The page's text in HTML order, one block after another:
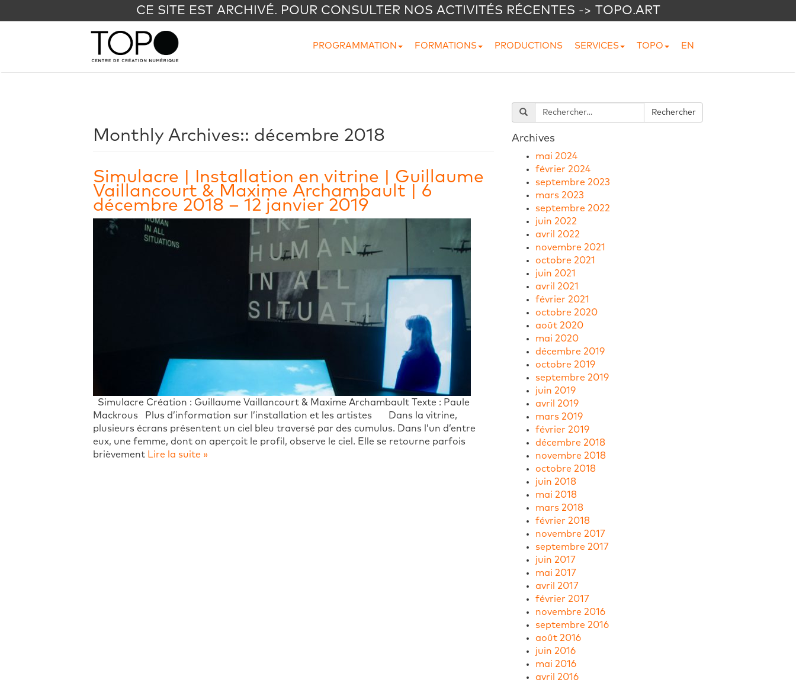
CE SITE EST ARCHIVÉ. POUR CONSULTER NOS ACTIVITÉS RÉCENTES -> TOPO.ART
PROGRAMMATION FORMATIONS PRODUCTIONS SERVICES TOPO EN
Monthly Archives:: décembre 2018
Simulacre | Installation en vitrine | Guillaume
Vaillancourt & Maxime Archambault | 6
décembre 2018 – 12 janvier 2019
Simulacre Création : Guillaume Vaillancourt & Maxime Archambault Texte : Paule
Mackrous Plus d’information sur l’installation et les artistes Dans la vitrine,
plusieurs écrans présentent un ciel bleu traversé par des cumulus. Dans l’un d’entre
eux, une femme, dont on aperçoit le profil, observe le ciel. Elle se retourne parfois
brièvement Lire la suite »
Archives
mai 2024
février 2024
septembre 2023
mars 2023
septembre 2022
juin 2022
avril 2022
novembre 2021
octobre 2021
juin 2021
avril 2021
février 2021
octobre 2020
août 2020
mai 2020
décembre 2019
octobre 2019
septembre 2019
juin 2019
avril 2019
mars 2019
février 2019
décembre 2018
novembre 2018
octobre 2018
juin 2018
mai 2018
mars 2018
février 2018
novembre 2017
septembre 2017
juin 2017
mai 2017
avril 2017
février 2017
novembre 2016
septembre 2016
août 2016
juin 2016
mai 2016
avril 2016